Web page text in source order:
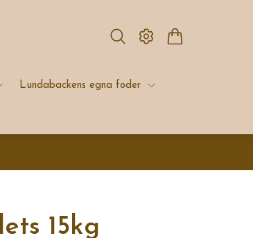
Lundabackens egna foder
15kg